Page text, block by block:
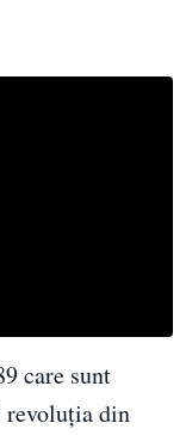
care sunt
revoluția din